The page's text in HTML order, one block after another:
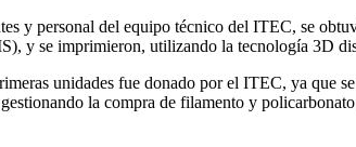
y personal del equipo técnico del ITEC, se
y se imprimieron, utilizando la tecnología 3D
unidades fue donado por el ITEC, ya que
la compra de filamento y